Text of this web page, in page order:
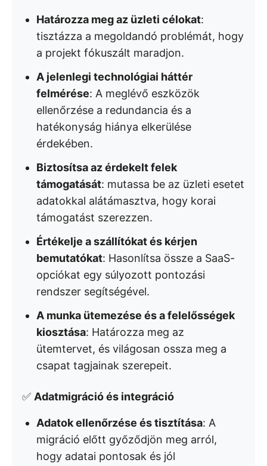
Határozza meg az üzleti célokat:
tisztázza a megoldandó problémát, hogy
a projekt fókuszált maradjon.
A jelenlegi technológiai háttér
felmérése: A meglévő eszközök
ellenőrzése a redundancia és a
hatékonyság hiánya elkerülése
érdekében.
Biztosítsa az érdekelt felek
támogatását: mutassa be az üzleti esetet
adatokkal alátámasztva, hogy korai
támogatást szerezzen.
Értékelje a szállítókat és kérjen
bemutatókat: Hasonlítsa össze a SaaS-
opciókat egy súlyozott pontozási
rendszer segítségével.
A munka ütemezése és a felelősségek
kiosztása: Határozza meg az
ütemtervet, és világosan ossza meg a
csapat tagjainak szerepeit.
✅ Adatmigráció és integráció
Adatok ellenőrzése és tisztítása: A
migráció előtt győződjön meg arról,
hogy adatai pontosak és jól